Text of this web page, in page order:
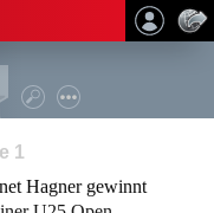
1
Hagner gewinnt